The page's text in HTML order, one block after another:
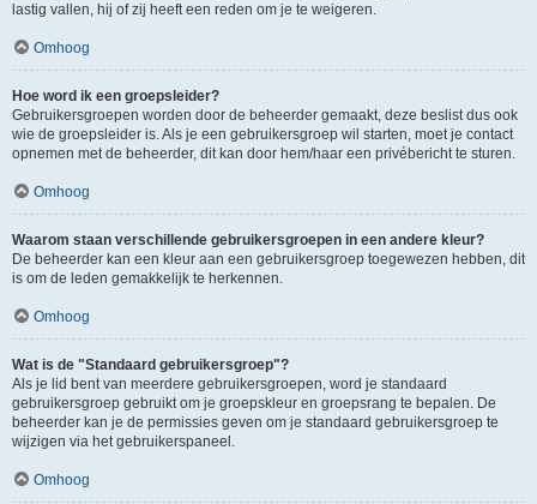
lastig vallen, hij of zij heeft een reden om je te weigeren.
Omhoog
Hoe word ik een groepsleider?
Gebruikersgroepen worden door de beheerder gemaakt, deze beslist dus ook
wie de groepsleider is. Als je een gebruikersgroep wil starten, moet je contact
opnemen met de beheerder, dit kan door hem/haar een privébericht te sturen.
Omhoog
Waarom staan verschillende gebruikersgroepen in een andere kleur?
De beheerder kan een kleur aan een gebruikersgroep toegewezen hebben, dit
is om de leden gemakkelijk te herkennen.
Omhoog
Wat is de "Standaard gebruikersgroep"?
Als je lid bent van meerdere gebruikersgroepen, word je standaard
gebruikersgroep gebruikt om je groepskleur en groepsrang te bepalen. De
beheerder kan je de permissies geven om je standaard gebruikersgroep te
wijzigen via het gebruikerspaneel.
Omhoog